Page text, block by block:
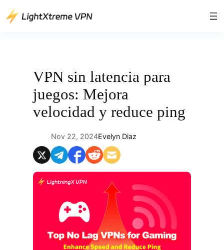
Saltar
VPN sin latencia para
juegos: Mejora
velocidad y reduce ping
Nov 22, 2024Evelyn Diaz